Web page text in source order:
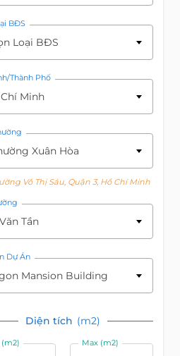
BĐS
Loại BĐS
Thành Phố
Minh
Xuân Hòa
Võ Thị Sáu, Quận 3, Hồ Chí Minh
Tần
Dự Án
Mansion Building
Diện tích (m2)
Max (m2)